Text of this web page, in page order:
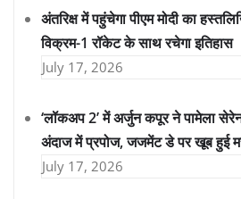
अंतरिक्ष में पहुंचेगा पीएम मोदी का
विक्रम-1 रॉकेट के साथ रचेगा इतिहास
July 17, 2026
‘लॉकअप 2’ में अर्जुन कपूर ने पामेला
अंदाज में प्रपोज, जजमेंट डे पर खूब हुई
July 17, 2026